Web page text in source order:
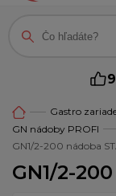
Gastro
GN nádoby PROFI
GN1/2-200 nádoba
GN1/2-